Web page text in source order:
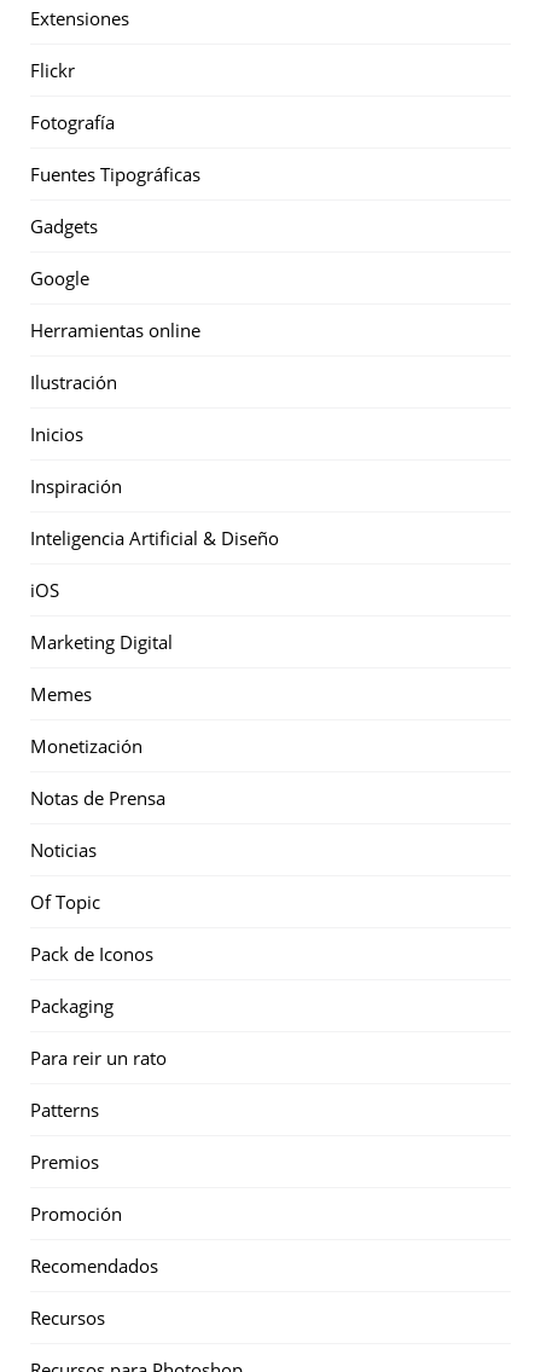
Extensiones
Flickr
Fotografía
Fuentes Tipográficas
Gadgets
Google
Herramientas online
Ilustración
Inicios
Inspiración
Inteligencia Artificial & Diseño
iOS
Marketing Digital
Memes
Monetización
Notas de Prensa
Noticias
Of Topic
Pack de Iconos
Packaging
Para reir un rato
Patterns
Premios
Promoción
Recomendados
Recursos